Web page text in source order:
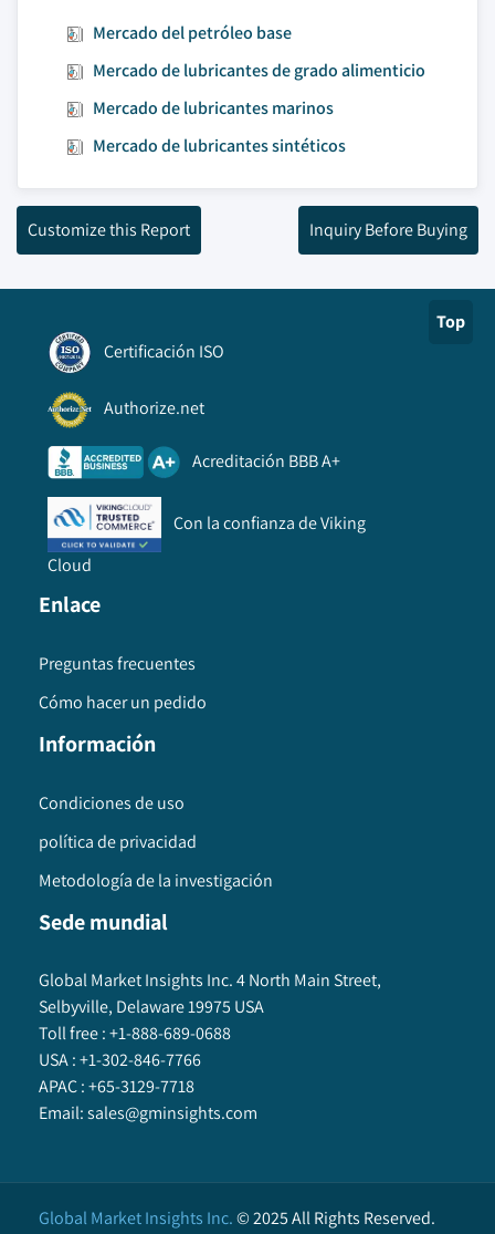
Mercado del petróleo base
Mercado de lubricantes de grado alimenticio
Mercado de lubricantes marinos
Mercado de lubricantes sintéticos
Customize this Report Inquiry Before Buying
Top
Certificación ISO
Authorize.net
Acreditación BBB A+
Con la confianza de Viking
Cloud
Enlace
Preguntas frecuentes
Cómo hacer un pedido
Información
Condiciones de uso
política de privacidad
Metodología de la investigación
Sede mundial
Global Market Insights Inc. 4 North Main Street,
Selbyville, Delaware 19975 USA
Toll free :+1-888-689-0688
USA :+1-302-846-7766
APAC :+65-3129-7718
Email:sales@gminsights.com
Global Market Insights Inc.©2025All Rights Reserved.